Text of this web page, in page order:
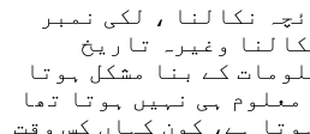
نکالنا ، لکی نمبر
وغیرہ تاریخ
کے بنا مشکل ہوتا
ہی نہیں ہوتا تھا
ہے، کون کہاں کس وقت